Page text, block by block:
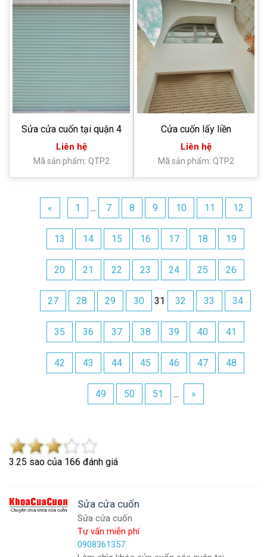
Sửa cửa cuốn tại quận 4
Liên hệ
Mã sản phẩm: QTP2
Cửa cuốn lấy liền
Liên hệ
Mã sản phẩm: QTP2
« 1 ... 7 8 9 10 11 12
13 14 15 16 17 18 19
20 21 22 23 24 25 26
27 28 29 30 31 32 33 34
35 36 37 38 39 40 41
42 43 44 45 46 47 48
49 50 51 ... »
3.25 sao của 166 đánh giá
Sửa cửa cuốn
Sửa cửa cuốn
Tư vấn miễn phí
0908361357